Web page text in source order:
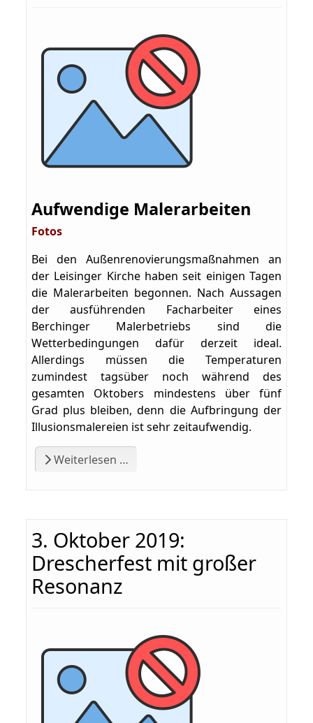
Aufwendige Malerarbeiten
Fotos
Bei den Außenrenovierungsmaßnahmen an
der Leisinger Kirche haben seit einigen Tagen
die Malerarbeiten begonnen. Nach Aussagen
der ausführenden Facharbeiter eines
Berchinger Malerbetriebs sind die
Wetterbedingungen dafür derzeit ideal.
Allerdings müssen die Temperaturen
zumindest tagsüber noch während des
gesamten Oktobers mindestens über fünf
Grad plus bleiben, denn die Aufbringung der
Illusionsmalereien ist sehr zeitaufwendig.
Weiterlesen …
3. Oktober 2019:
Drescherfest mit großer
Resonanz